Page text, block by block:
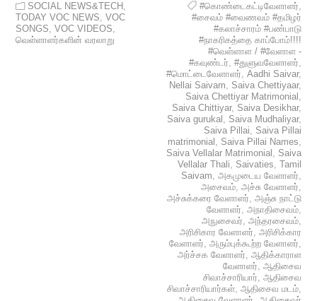
SOCIAL NEWS&TECH ,
TODAY VOC NEWS,VOC
SONGS,VOC VIDEOS,
வெள்ளாளர்களின் வரலாறு
#கொண்டைகட்டிவேளாளர்,
#சைவம் #வைணவம் #தமிழர்
#கலாச்சாரம் #பண்பாடு
#நாகரிகத்தை காப்போம்!!!!
#வெள்ளாள / #வேளாள -
#கவுண்டர், #துளுவவேளாளர்,
#மொட்டைவேளாளர், Aadhi Saivar,
Nellai Saivam, Saiva Chettiyaar,
Saiva Chettiyar Matrimonial ,
Saiva Chittiyar, Saiva Desikhar,
Saiva gurukal , Saiva Mudhaliyar,
Saiva Pillai, Saiva Pillai
matrimonial , Saiva Pillai Names,
Saiva Vellalar Matrimonial , Saiva
Vellalar Thali, Saivaties, Tamil
Saivam, அகமுடைய வேளாளர்,
அசைவம், அச்சு வேளாளர்,
அச்சுக்கரை வேளாளர், அஞ்சு நாட்டு
வேளாளர், அநாதிசைவம்,
அநுசைவர், அந்தரசைவம்,
அரிசிகார வேளாளர், அரிசிக்கார
வேளாளர், அரும்புக்கூற்ற வேளாளர்,
அர்ச்சக வேளாளர், ஆதிக்காராள
வேளாளர், ஆதிசைவ
சிவாச்சாரியார், ஆதிசைவ
சிவாச்சாரியார்கள், ஆதிசைவ மடம்,